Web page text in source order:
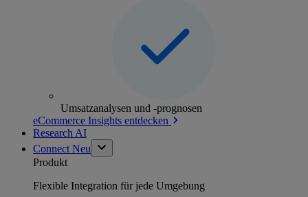
Umsatzanalysen und -prognosen
eCommerce Insights entdecken
Research AI
Connect Neu
Produkt
Flexible Integration für jede Umgebung